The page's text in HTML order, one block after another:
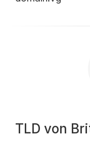
TLD von